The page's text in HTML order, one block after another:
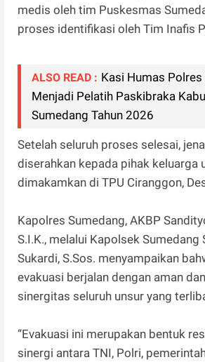
medis oleh tim Puskesmas
proses identifikasi oleh Tim Inafis
ALSO READ : Kasi Humas Polres
Menjadi Pelatih Paskibraka
Sumedang Tahun 2026
Setelah seluruh proses selesai,
diserahkan kepada pihak keluarga
dimakamkan di TPU Ciranggon,
Kapolres Sumedang, AKBP
S.I.K., melalui Kapolsek Sumedang
Sukardi, S.Sos. menyampaikan
evakuasi berjalan dengan aman
sinergitas seluruh unsur yang
“Evakuasi ini merupakan bentuk
sinergi antara TNI, Polri,